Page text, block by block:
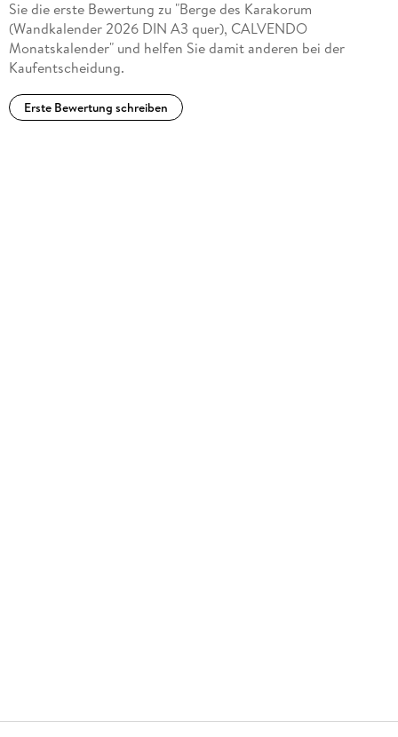
Sie die erste Bewertung zu "Berge des Karakorum
(Wandkalender 2026 DIN A3 quer), CALVENDO
Monatskalender" und helfen Sie damit anderen bei der
Kaufentscheidung.
Erste Bewertung schreiben